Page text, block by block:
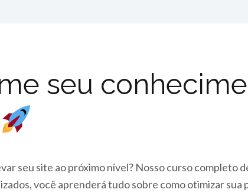
seu
seu site ao próximo nível? Nosso curso completo
você aprenderá tudo sobre como otimizar sua